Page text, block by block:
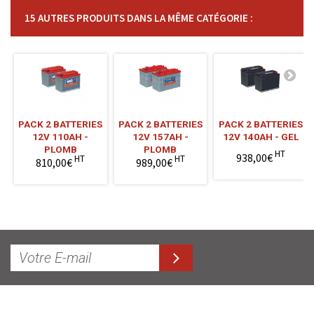
15 AUTRES PRODUITS DANS LA MÊME CATÉGORIE :
PACK 2 BATTERIES
12V 110AH -
PLOMB
810,00€HT
PACK 2 BATTERIES
12V 157AH -
PLOMB
989,00€HT
PACK 2 BATTERIES
12V 140AH - GEL
938,00€HT